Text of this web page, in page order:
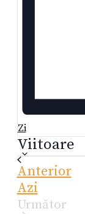
Zi
Viitoare
Anterior
Azi
Următor